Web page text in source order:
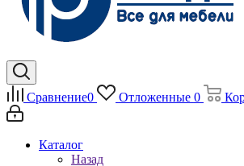
Сравнение0 Отложенные 0
Каталог
Назад